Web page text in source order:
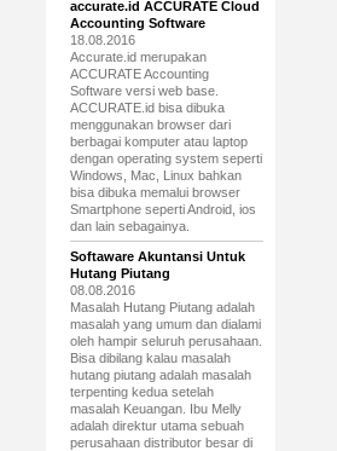
accurate.id ACCURATE Cloud
Accounting Software
18.08.2016
Accurate.id merupakan
ACCURATE Accounting
Software versi web base.
ACCURATE.id bisa dibuka
menggunakan browser dari
berbagai komputer atau laptop
dengan operating system seperti
Windows, Mac, Linux bahkan
bisa dibuka memalui browser
Smartphone seperti Android, ios
dan lain sebagainya.
Softaware Akuntansi Untuk
Hutang Piutang
08.08.2016
Masalah Hutang Piutang adalah
masalah yang umum dan dialami
oleh hampir seluruh perusahaan.
Bisa dibilang kalau masalah
hutang piutang adalah masalah
terpenting kedua setelah
masalah Keuangan. Ibu Melly
adalah direktur utama sebuah
perusahaan distributor besar di